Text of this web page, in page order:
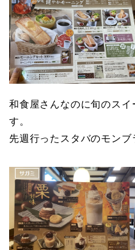
和食屋さんなのに旬のスイ
す。
先週行ったスタバのモンブ